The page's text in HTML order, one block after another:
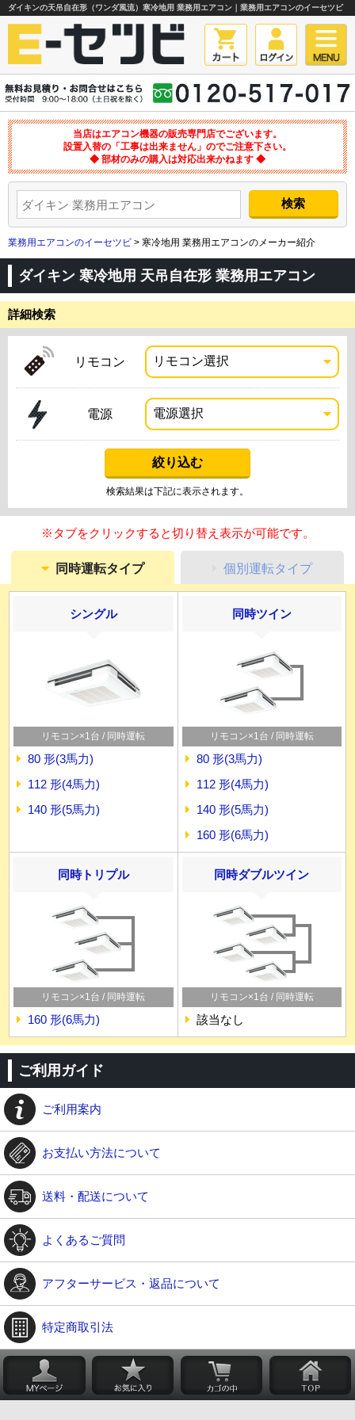
ダイキンの天吊自在形（ワンダ風流）寒冷地用 業務用エアコン｜業務用エアコンのイーセツビ
当店はエアコン機器の販売専門店でございます。
設置入替の「工事は出来ません」のでご注意下さい。
◆ 部材のみの購入は対応出来かねます ◆
業務用エアコンのイーセツビ > 寒冷地用 業務用エアコンのメーカー紹介
ダイキン 寒冷地用 天吊自在形 業務用エアコン
詳細検索
リモコン
電源
検索結果は下記に表示されます。
※タブをクリックすると切り替え表示が可能です。
同時運転タイプ 個別運転タイプ
シングル
リモコン×1台 / 同時運転
80 形(3馬力)
112 形(4馬力)
140 形(5馬力)
同時ツイン
リモコン×1台 / 同時運転
80 形(3馬力)
112 形(4馬力)
140 形(5馬力)
160 形(6馬力)
同時トリプル
リモコン×1台 / 同時運転
160 形(6馬力)
同時ダブルツイン
リモコン×1台 / 同時運転
該当なし
ご利用ガイド
ご利用案内
お支払い方法について
送料・配送について
よくあるご質問
アフターサービス・返品について
特定商取引法